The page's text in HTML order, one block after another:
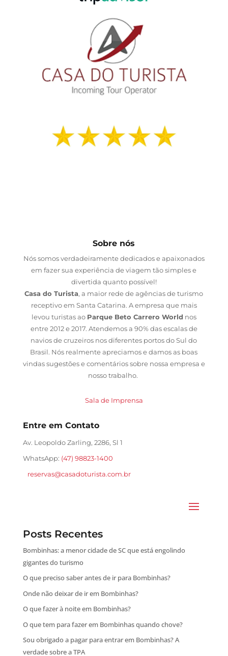
Sobre nós
Nós somos verdadeiramente dedicados e apaixonados
em fazer sua experiência de viagem tão simples e
divertida quanto possível!
Casa do Turista, a maior rede de agências de turismo
receptivo em Santa Catarina. A empresa que mais
levou turistas ao Parque Beto Carrero World nos
entre 2012 e 2017. Atendemos a 90% das escalas de
navios de cruzeiros nos diferentes portos do Sul do
Brasil. Nós realmente apreciamos e damos as boas
vindas sugestões e comentários sobre nossa empresa e
nosso trabalho.
Sala de Imprensa
Entre em Contato
Av. Leopoldo Zarling, 2286, Sl 1
WhatsApp: (47) 98823-1400
reservas@casadoturista.com.br
Posts Recentes
Bombinhas: a menor cidade de SC que está engolindo
gigantes do turismo
O que preciso saber antes de ir para Bombinhas?
Onde não deixar de ir em Bombinhas?
O que fazer à noite em Bombinhas?
O que tem para fazer em Bombinhas quando chove?
Sou obrigado a pagar para entrar em Bombinhas? A
verdade sobre a TPA